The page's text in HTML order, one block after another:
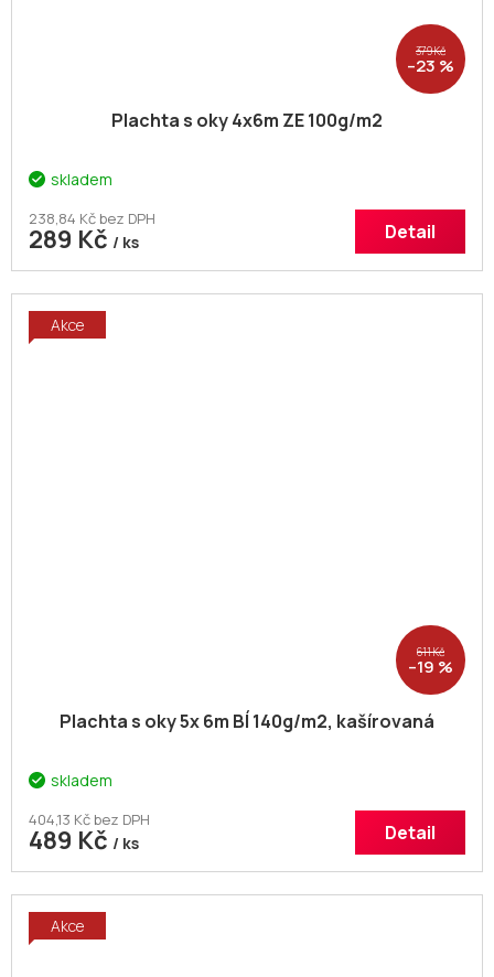
379 Kč
–23 %
Plachta s oky 4x6m ZE 100g/m2
skladem
238,84 Kč bez DPH
289 Kč / ks Detail
Akce
611 Kč
–19 %
Plachta s oky 5x 6m BÍ 140g/m2, kašírovaná
skladem
404,13 Kč bez DPH
489 Kč / ks Detail
Akce